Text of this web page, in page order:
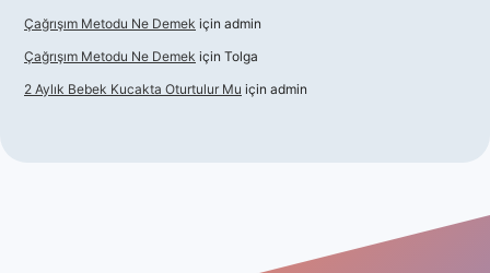
Çağrışım Metodu Ne Demek için admin
Çağrışım Metodu Ne Demek için Tolga
2 Aylık Bebek Kucakta Oturtulur Mu için admin